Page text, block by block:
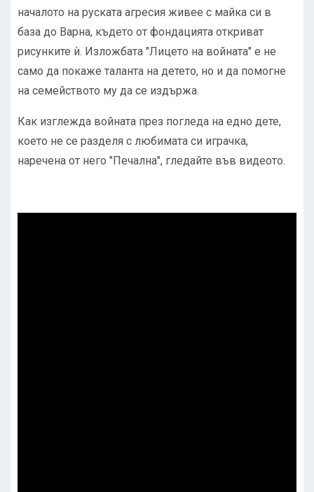
началото на руската агресия живее с майка си в
база до Варна, където от фондацията откриват
рисунките ѝ. Изложбата "Лицето на войната" е не
само да покаже таланта на детето, но и да помогне
на семейството му да се издържа.
Как изглежда войната през погледа на едно дете,
което не се разделя с любимата си играчка,
наречена от него "Печална", гледайте във видеото.